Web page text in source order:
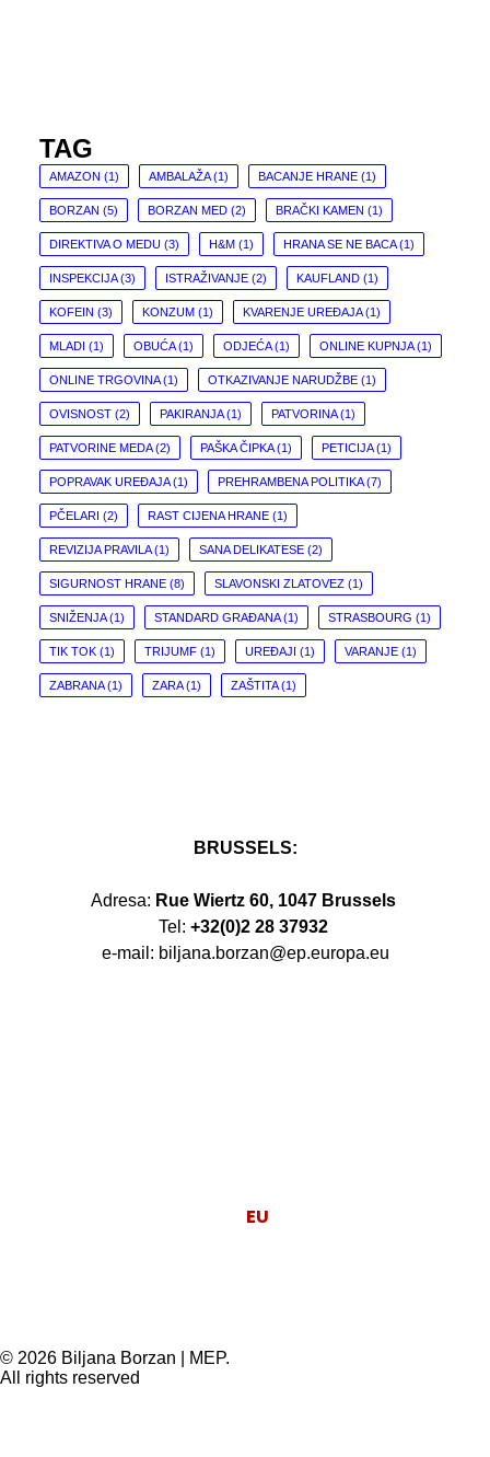
TAG
AMAZON (1) AMBALAŽA(1) BACANJE HRANE (1)
BORZAN (5) BORZAN MED (2) BRAČKI KAMEN (1)
DIREKTIVA O MEDU (3) H&M (1) HRANA SE NE BACA(1)
INSPEKCIJA(3) ISTRAŽIVANJE (2) KAUFLAND (1)
KOFEIN (3) KONZUM (1) KVARENJE UREĐAJA(1)
MLADI (1) OBUĆA(1) ODJEĆA(1) ONLINE KUPNJA(1)
ONLINE TRGOVINA(1) OTKAZIVANJE NARUDŽBE (1)
OVISNOST (2) PAKIRANJA(1) PATVORINA(1)
PATVORINE MEDA(2) PAŠKA ČIPKA(1) PETICIJA(1)
POPRAVAK UREĐAJA(1) PREHRAMBENA POLITIKA(7)
PČELARI (2) RAST CIJENA HRANE (1)
REVIZIJA PRAVILA(1) SANA DELIKATESE (2)
SIGURNOST HRANE (8) SLAVONSKI ZLATOVEZ (1)
SNIŽENJA(1) STANDARD GRAĐANA(1) STRASBOURG (1)
TIK TOK (1) TRIJUMF (1) UREĐAJI (1) VARANJE (1)
ZABRANA(1) ZARA(1) ZAŠTITA(1)
BRUSSELS:
Adresa: Rue Wiertz 60, 1047 Brussels
Tel: +32(0)2 28 37932
e-mail: biljana.borzan@ep.europa.eu
EU
© 2026 Biljana Borzan | MEP.
All rights reserved